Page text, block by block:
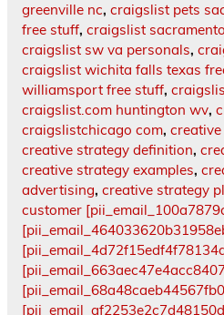
greenville nc, craigslist pets
free stuff, craigslist
craigslist sw va personals,
craigslist wichita falls texas
williamsport free stuff,
craigslist.com huntington wv,
craigslistchicago com,
creative strategy definition,
creative strategy examples,
advertising, creative strategy
customer